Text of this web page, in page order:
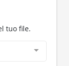
tuo file.